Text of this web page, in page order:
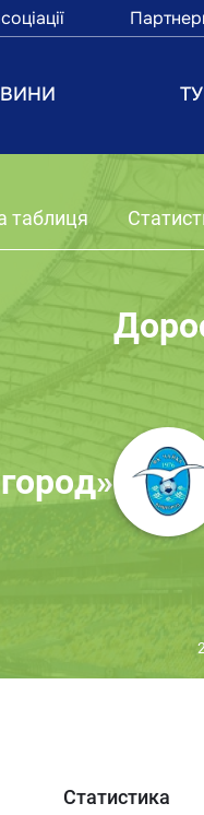
таблиця
Статистика